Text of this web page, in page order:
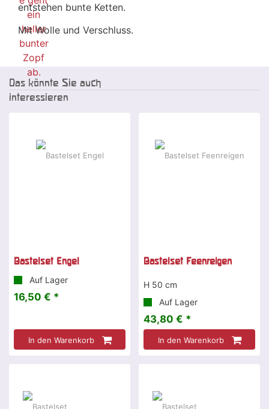
entstehen bunte Ketten.
Mit Wolle und Verschluss.
Das könnte Sie auch
interessieren
Bastelset Engel
Auf Lager
16,50 € *
In den Warenkorb
Bastelset Feenreigen
H 50 cm
Auf Lager
43,80 € *
In den Warenkorb